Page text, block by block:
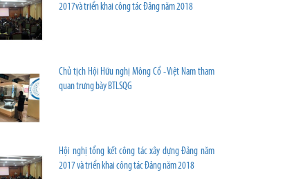
2017và triển khai công tác Đảng năm 2018
Chủ tịch Hội Hữu nghị Mông Cổ - Việt Nam tham
quan trưng bày BTLSQG
Hội nghị tổng kết công tác xây dựng Đảng năm
2017 và triển khai công tác Đảng năm 2018